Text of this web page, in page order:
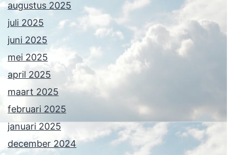
augustus 2025
juli 2025
juni 2025
mei 2025
april 2025
maart 2025
februari 2025
januari 2025
december 2024